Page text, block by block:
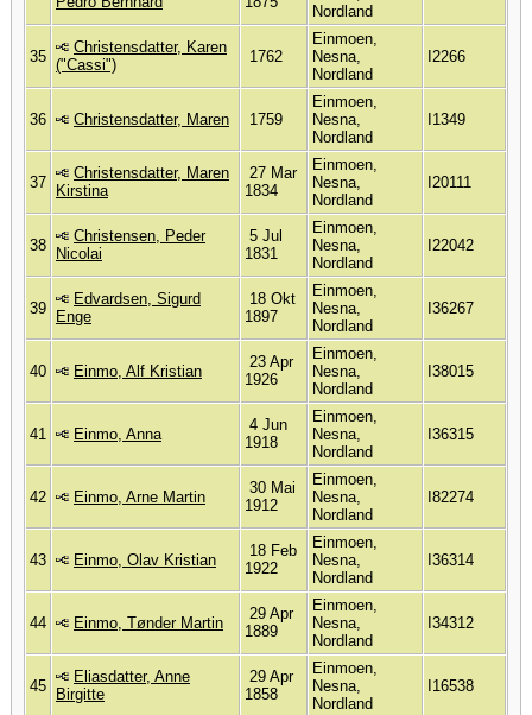
Nordland
35
Christensdatter, Karen
("Cassi")
1762
Einmoen,
Nesna,
Nordland
I2266
36 Christensdatter, Maren 1759
Einmoen,
Nesna,
Nordland
I1349
37
Christensdatter, Maren
Kirstina
27 Mar
1834
Einmoen,
Nesna,
Nordland
I20111
38
Christensen, Peder
Nicolai
5 Jul
1831
Einmoen,
Nesna,
Nordland
I22042
39
Edvardsen, Sigurd
Enge
18 Okt
1897
Einmoen,
Nesna,
Nordland
I36267
40 Einmo, Alf Kristian
23 Apr
1926
Einmoen,
Nesna,
Nordland
I38015
41 Einmo, Anna
4 Jun
1918
Einmoen,
Nesna,
Nordland
I36315
42 Einmo, Arne Martin
30 Mai
1912
Einmoen,
Nesna,
Nordland
I82274
43 Einmo, Olav Kristian
18 Feb
1922
Einmoen,
Nesna,
Nordland
I36314
44 Einmo, Tønder Martin
29 Apr
1889
Einmoen,
Nesna,
Nordland
I34312
45
Eliasdatter, Anne
Birgitte
29 Apr
1858
Einmoen,
Nesna,
Nordland
I16538